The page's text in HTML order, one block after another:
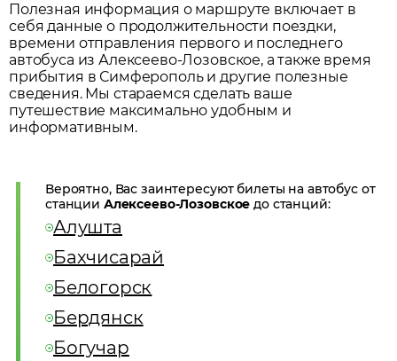
Полезная информация о маршруте включает в
себя данные о продолжительности поездки,
времени отправления первого и последнего
автобуса изАлексеево-Лозовское, а также время
прибытия в Симферопольи другие полезные
сведения. Мы стараемся сделать ваше
путешествие максимально удобным и
информативным.
Вероятно, Вас заинтересуют билеты на автобус от
станции Алексеево-Лозовское до станций:
Алушта
Бахчисарай
Белогорск
Бердянск
Богучар